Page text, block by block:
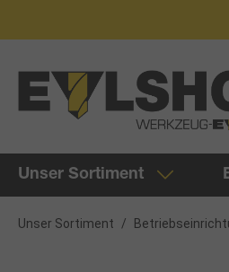
Unser Sortiment
Unser Sortiment /